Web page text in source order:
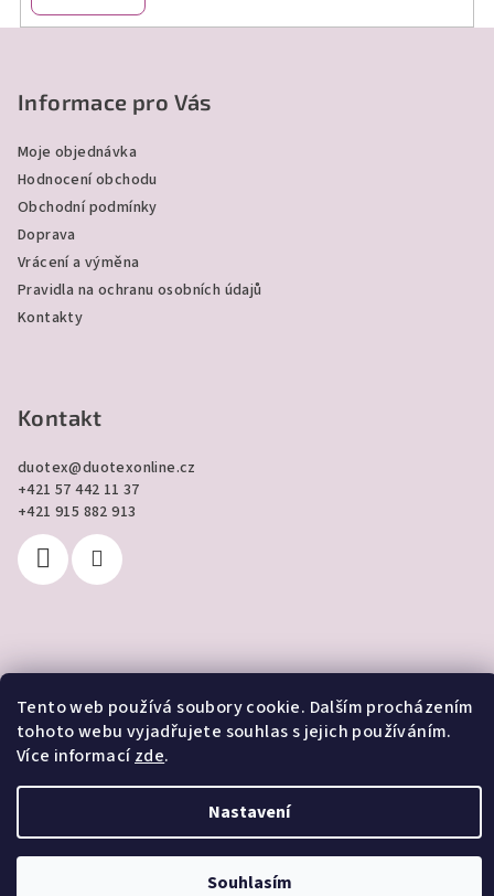
Tento web používá soubory cookie. Dalším procházením
tohoto webu vyjadřujete souhlas s jejich používáním.
Více informacízde.
Nastavení
Souhlasím
Informace pro Vás
Moje objednávka
Hodnocení obchodu
Obchodní podmínky
Doprava
Vrácení a výměna
Pravidla na ochranu osobních údajů
Kontakty
Kontakt
duotex@duotexonline.cz
+421 57 442 11 37
+421 915 882 913
Copyright 2026DUOTEX online. Všechna práva vyhrazena.
Vytvořil Shoptet